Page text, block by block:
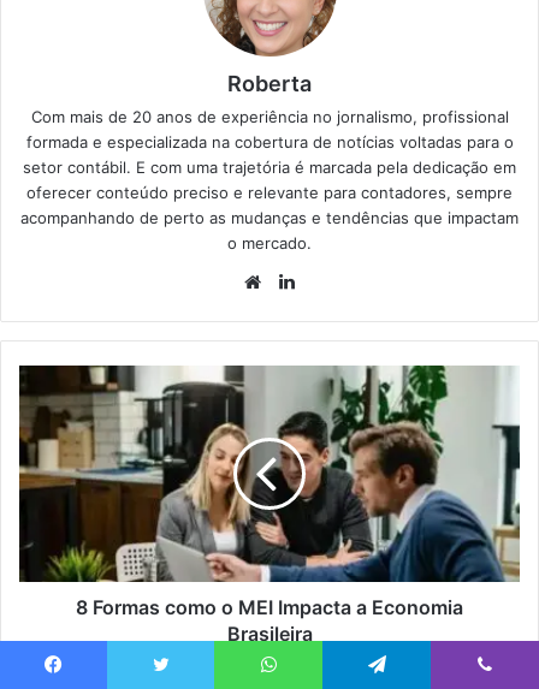
Roberta
Com mais de 20 anos de experiência no jornalismo, profissional
formada e especializada na cobertura de notícias voltadas para o
setor contábil. E com uma trajetória é marcada pela dedicação em
oferecer conteúdo preciso e relevante para contadores, sempre
acompanhando de perto as mudanças e tendências que impactam
o mercado.
8 Formas como o MEI Impacta a Economia
Brasileira